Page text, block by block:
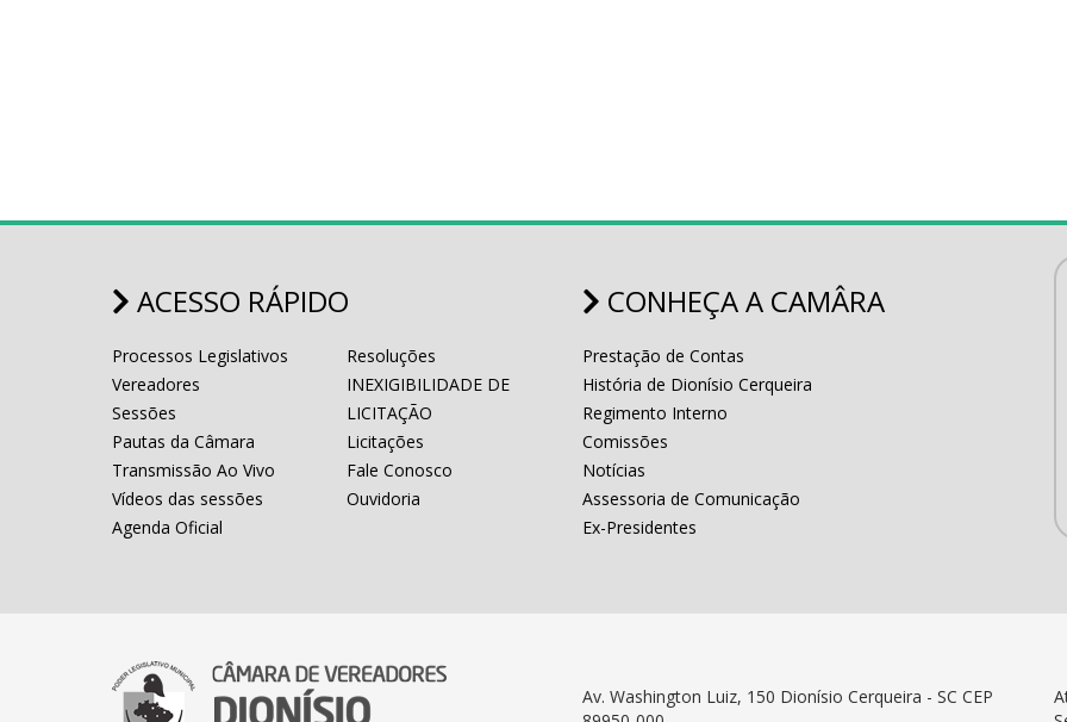
ACESSO RÁPIDO
Processos Legislativos
Vereadores
Sessões
Pautas da Câmara
Transmissão Ao Vivo
Vídeos das sessões
Agenda Oficial
Resoluções
INEXIGIBILIDADE DE
LICITAÇÃO
Licitações
Fale Conosco
Ouvidoria
CONHEÇA A CAMÂRA
Prestação de Contas
História de Dionísio Cerqueira
Regimento Interno
Comissões
Notícias
Assessoria de Comunicação
Ex-Presidentes
Av. Washington Luiz, 150 Dionísio Cerqueira - SC CEP